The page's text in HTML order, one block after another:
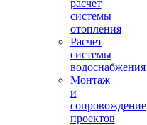
расчет
системы
отопления
Расчет
системы
водоснабжения
Монтаж
и
сопровождение
проектов